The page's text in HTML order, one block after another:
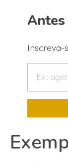
Inscreva-